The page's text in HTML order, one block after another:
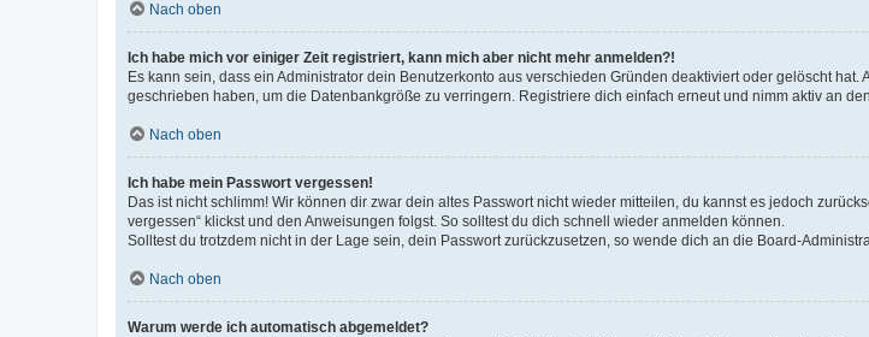
Nach oben
Ich habe mich vor einiger Zeit registriert, kann mich aber nicht mehr anmelden?!
Es kann sein, dass ein Administrator dein Benutzerkonto aus verschieden Gründen deaktiviert oder gelöscht
geschrieben haben, um die Datenbankgröße zu verringern. Registriere dich einfach erneut und nimm aktiv an
Nach oben
Ich habe mein Passwort vergessen!
Das ist nicht schlimm! Wir können dir zwar dein altes Passwort nicht wieder mitteilen, du kannst es jedoch
vergessen“ klickst und den Anweisungen folgst. So solltest du dich schnell wieder anmelden können.
Solltest du trotzdem nicht in der Lage sein, dein Passwort zurückzusetzen, so wende dich an die Board-
Nach oben
Warum werde ich automatisch abgemeldet?